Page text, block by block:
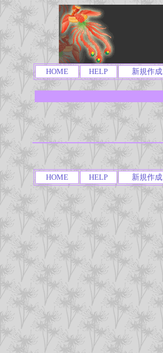
HOME HELP 新規作成
HOME HELP 新規作成